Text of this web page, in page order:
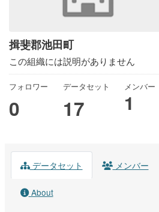
揖斐郡池田町
この組織には説明がありません
フォロワー
0
データセット
17
メンバー
1
データセット メンバー
About